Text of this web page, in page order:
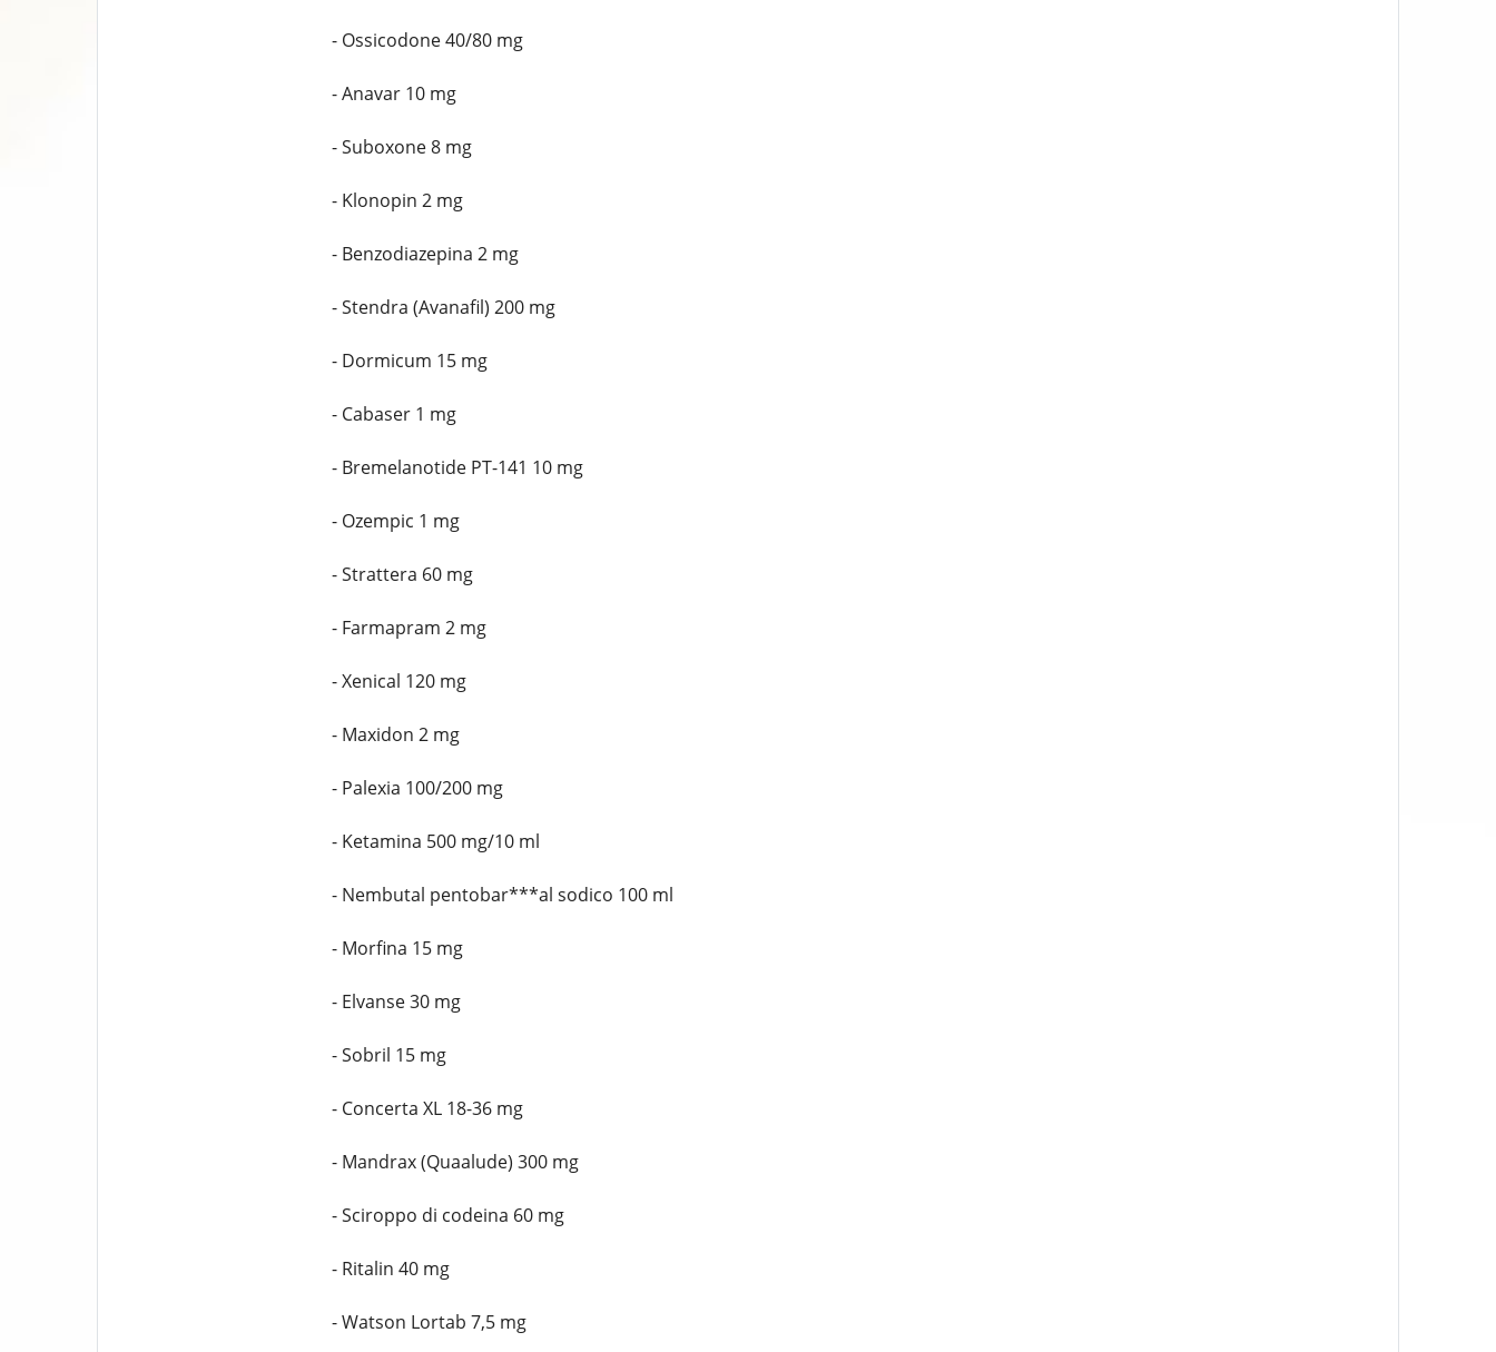
- Ossicodone 40/80 mg
- Anavar 10 mg
- Suboxone 8 mg
- Klonopin 2 mg
- Benzodiazepina 2 mg
- Stendra (Avanafil) 200 mg
- Dormicum 15 mg
- Cabaser 1 mg
- Bremelanotide PT-141 10 mg
- Ozempic 1 mg
- Strattera 60 mg
- Farmapram 2 mg
- Xenical 120 mg
- Maxidon 2 mg
- Palexia 100/200 mg
- Ketamina 500 mg/10 ml
- Nembutal pentobar***al sodico 100 ml
- Morfina 15 mg
- Elvanse 30 mg
- Sobril 15 mg
- Concerta XL 18-36 mg
- Mandrax (Quaalude) 300 mg
- Sciroppo di codeina 60 mg
- Ritalin 40 mg
- Watson Lortab 7,5 mg